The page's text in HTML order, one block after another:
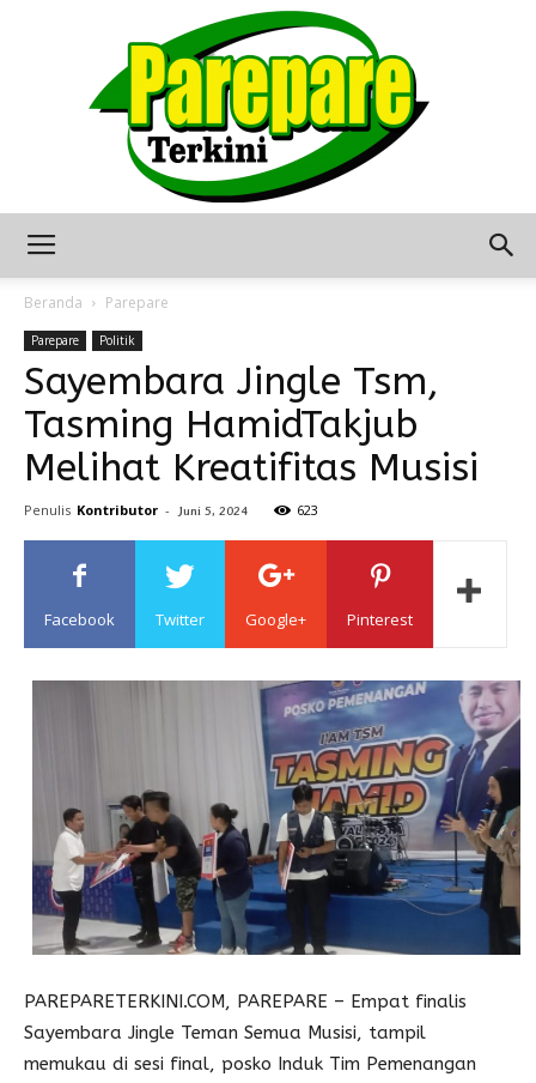
Terkini
Seputar
Sulawesi
Beranda Parepare
Parepare Politik
Sayembara Jingle Tsm,
Tasming HamidTakjub
Melihat Kreatifitas Musisi
Penulis Kontributor - Juni 5, 2024 623
Facebook Twitter Google+ Pinterest
PAREPARETERKINI.COM, PAREPARE – Empat finalis
Sayembara Jingle Teman Semua Musisi, tampil
memukau di sesi final, posko Induk Tim Pemenangan